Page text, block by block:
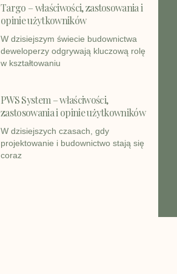
Targo – właściwości, zastosowania i
opinie użytkowników
W dzisiejszym świecie budownictwa
deweloperzy odgrywają kluczową rolę
w kształtowaniu
PWS System – właściwości,
zastosowania i opinie użytkowników
W dzisiejszych czasach, gdy
projektowanie i budownictwo stają się
coraz